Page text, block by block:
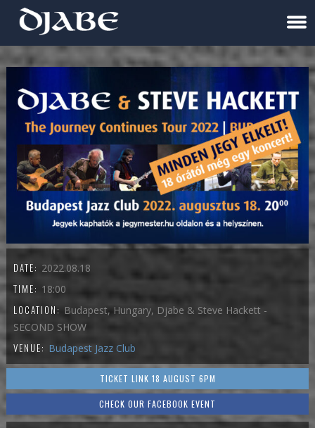
DATE: 2022.08.18
TIME: 18:00
LOCATION: Budapest, Hungary, Djabe & Steve Hackett -
SECOND SHOW
VENUE: Budapest Jazz Club
TICKET LINK 18 AUGUST 6PM
CHECK OUR FACEBOOK EVENT